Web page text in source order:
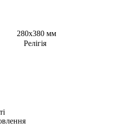
280х380 мм
Релігія